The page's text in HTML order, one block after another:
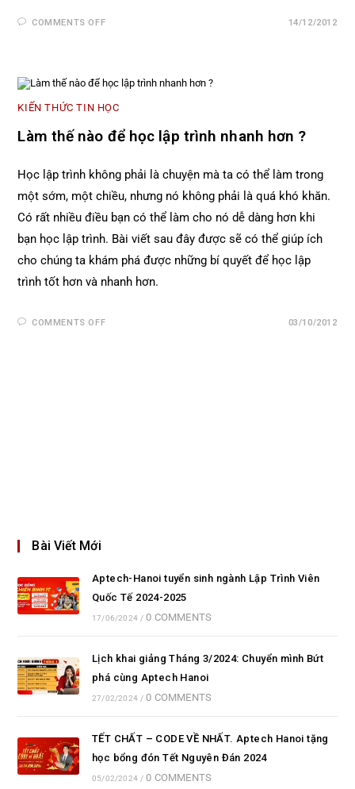
COMMENTS OFF 14/12/2012
KIẾN THỨC TIN HỌC
Làm thế nào để học lập trình nhanh hơn ?
Học lập trình không phải là chuyện mà ta có thể làm trong
một sớm, một chiều, nhưng nó không phải là quá khó khăn.
Có rất nhiều điều bạn có thể làm cho nó dễ dàng hơn khi
bạn học lập trình. Bài viết sau đây được sẽ có thể giúp ích
cho chúng ta khám phá được những bí quyết để học lập
trình tốt hơn và nhanh hơn.
COMMENTS OFF 03/10/2012
Bài Viết Mới
Aptech-Hanoi tuyển sinh ngành Lập Trình Viên
Quốc Tế 2024-2025
17/06/2024 / 0 COMMENTS
Lịch khai giảng Tháng 3/2024: Chuyển mình Bứt
phá cùng Aptech Hanoi
27/02/2024 / 0 COMMENTS
TẾT CHẤT – CODE VỀ NHẤT. Aptech Hanoi tặng
học bổng đón Tết Nguyên Đán 2024
05/02/2024 / 0 COMMENTS